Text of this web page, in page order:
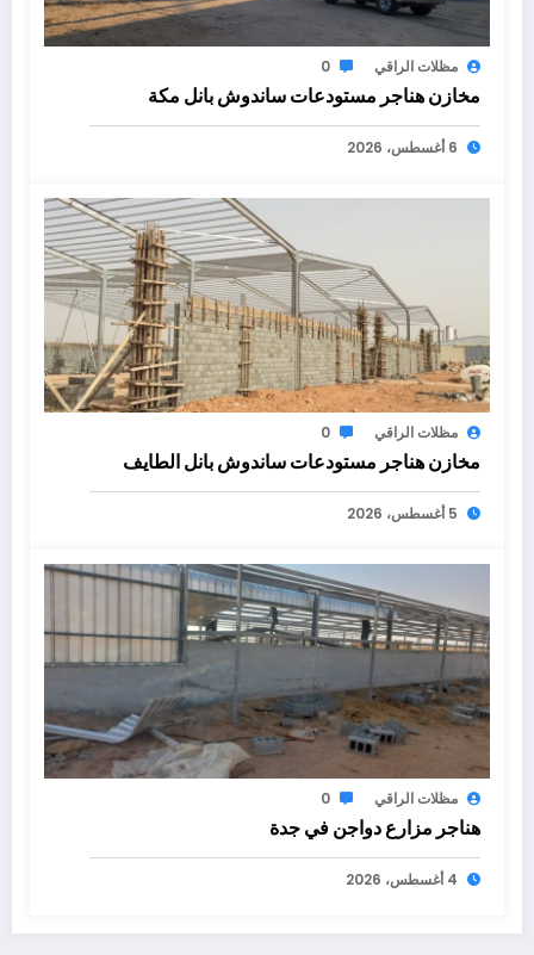
مظلات الراقي 0
مخازن هناجر مستودعات ساندوش بانل مكة
6 أغسطس، 2026
مظلات الراقي 0
مخازن هناجر مستودعات ساندوش بانل الطايف
5 أغسطس، 2026
مظلات الراقي 0
هناجر مزارع دواجن في جدة
4 أغسطس، 2026